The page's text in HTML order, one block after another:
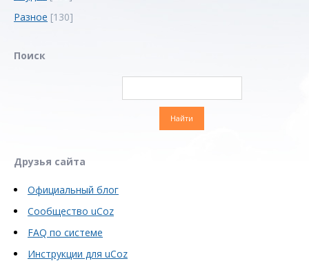
Разное [130]
Поиск
Друзья сайта
Официальный блог
Сообщество uCoz
FAQ по системе
Инструкции для uCoz